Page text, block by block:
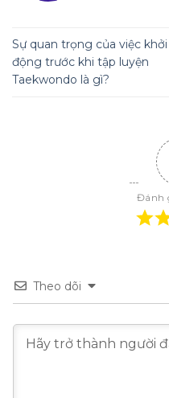
Sự quan trọng của việc khởi
động trước khi tập luyện
Taekwondo là gì?
Đánh
Theo dõi